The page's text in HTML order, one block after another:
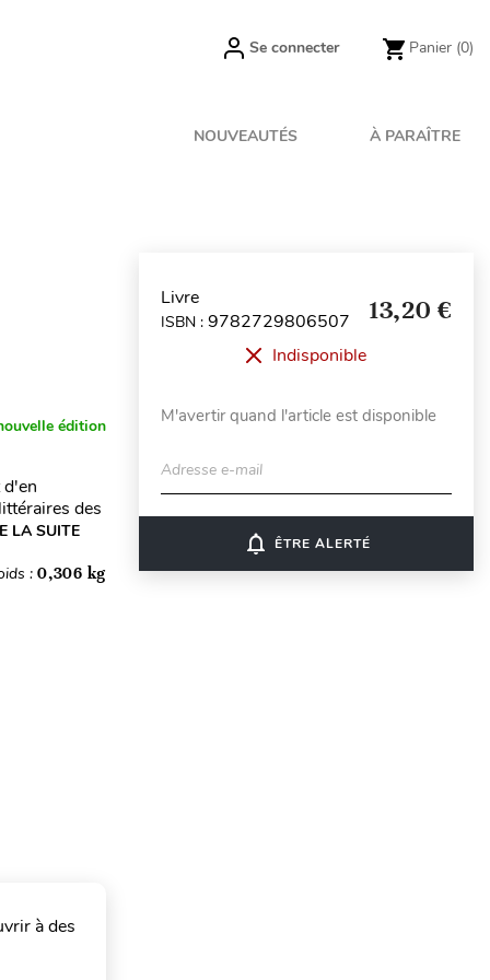
Se connecter Panier (0)
NOUVEAUTÉS À PARAÎTRE
édition
des
LA SUITE
:0,306 kg
à des
Livre
ISBN : 9782729806507 13,20 €
Indisponible
M'avertir quand l'article est disponible
Adresse e-mail
notifications_none ÊTRE ALERTÉ